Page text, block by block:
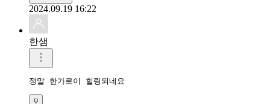
2024.09.19 16:22
한샘
정말 한가로이 힐링되네요